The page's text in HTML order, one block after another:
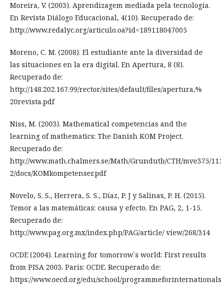
Moreira, V. (2003). Aprendizagem mediada pela tecnología.
En Revista Diálogo Educacional, 4(10). Recuperado de:
http://www.redalyc.org/articulo.oa?id=189118047005
Moreno, C. M. (2008). El estudiante ante la diversidad de
las situaciones en la era digital. En Apertura, 8 (8).
Recuperado de:
http://148.202.167.99/rector/sites/default/files/apertura,%
20revista.pdf
Niss, M. (2003). Mathematical competencias and the
learning of mathematics: The Danish KOM Project.
Recuperado de:
http://www.math.chalmers.se/Math/Grundutb/CTH/mve375/
2/docs/KOMkompetenser.pdf
Novelo, S. S., Herrera, S. S., Díaz, P. J y Salinas, P. H. (2015).
Temor a las matemáticas: causa y efecto. En PAG, 2, 1-15.
Recuperado de:
http://www.pag.org.mx/index.php/PAG/article/ view/268/314
OCDE (2004). Learning for tomorrow´s world: First results
from PISA 2003. Paris: OCDE. Recuperado de:
https://www.oecd.org/edu/school/